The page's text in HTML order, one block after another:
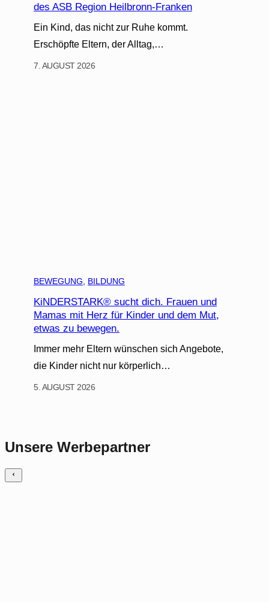
des ASB Region Heilbronn-Franken
Ein Kind, das nicht zur Ruhe kommt.
Erschöpfte Eltern, der Alltag,…
7. AUGUST 2026
BEWEGUNG BILDUNG
KiNDERSTARK® sucht dich. Frauen und
Mamas mit Herz für Kinder und dem Mut,
etwas zu bewegen.
Immer mehr Eltern wünschen sich Angebote,
die Kinder nicht nur körperlich…
5. AUGUST 2026
Unsere Werbepartner